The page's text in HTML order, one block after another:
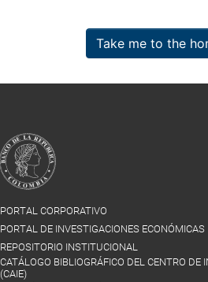
Take me to the
PORTAL CORPORATIVO
PORTAL DE INVESTIGACIONES ECONÓMICAS
REPOSITORIO INSTITUCIONAL
CATÁLOGO BIBLIOGRÁFICO DEL CENTRO DE
(CAIE)